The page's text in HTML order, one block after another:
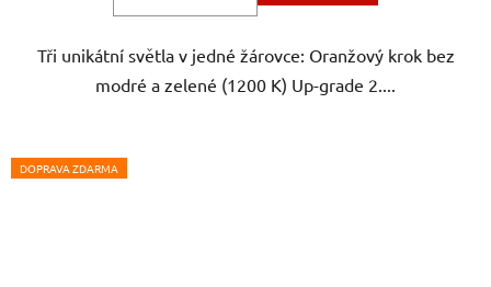
hvězdiček.
Tři unikátní světla v jedné žárovce: Oranžový krok bez
modré a zelené (1200 K) Up-grade 2....
DOPRAVA ZDARMA